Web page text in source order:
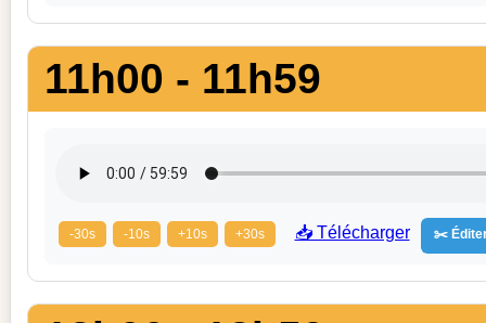
11h00 - 11h59
-30s -10s +10s +30s 📥 Télécharger ✂️